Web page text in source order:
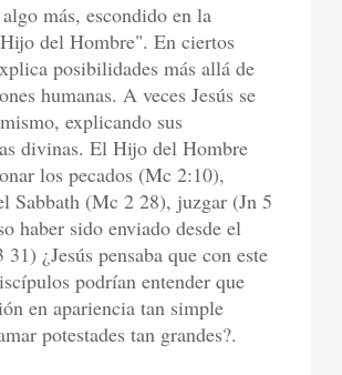
más, escondido en la
del Hombre". En ciertos
posibilidades más allá de
humanas. A veces Jesús se
explicando sus
divinas. El Hijo del Hombre
los pecados (Mc 2:10),
Sabbath (Mc 2 28), juzgar (Jn 5
haber sido enviado desde el
¿Jesús pensaba que con este
podrían entender que
en apariencia tan simple
potestades tan grandes?.